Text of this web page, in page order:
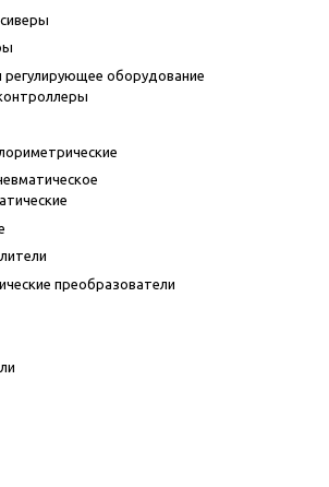
регулирующее оборудование
преобразователи